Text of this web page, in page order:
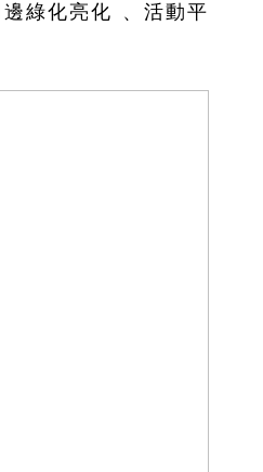
化亮化、活動平